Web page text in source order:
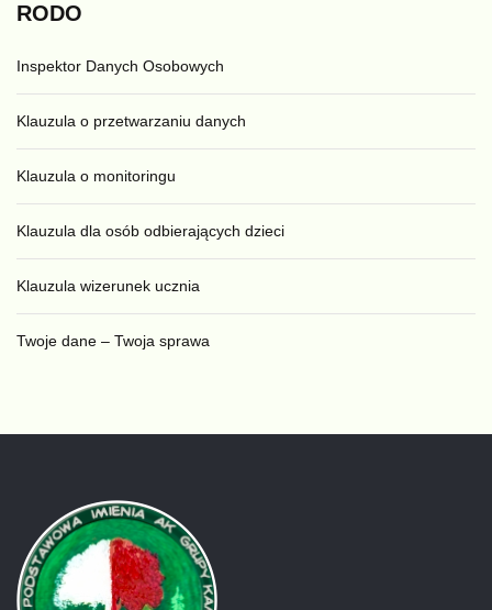
RODO
Inspektor Danych Osobowych
Klauzula o przetwarzaniu danych
Klauzula o monitoringu
Klauzula dla osób odbierających dzieci
Klauzula wizerunek ucznia
Twoje dane – Twoja sprawa